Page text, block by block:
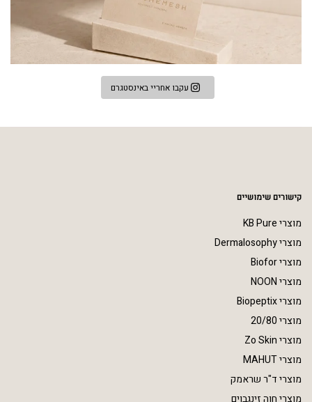
עקבו אחריי באינסטגרם
קישורים שימושיים
מוצרי KB Pure
מוצרי Dermalosophy
מוצרי Biofor
מוצרי NOON
מוצרי Biopeptix
מוצרי 20/80
מוצרי Zo Skin
מוצרי MAHUT
מוצרי ד"ר שראמק
מוצרי חוה זינגבוים